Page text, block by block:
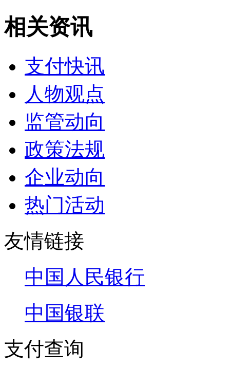
相关资讯
支付快讯
人物观点
监管动向
政策法规
企业动向
热门活动
友情链接
中国人民银行
中国银联
支付查询